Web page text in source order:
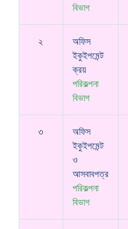
বিভাগ
২
অফিস
ইকুইপমেন্ট
ক্রয়
পরিকল্পনা
বিভাগ
৩
অফিস
ইকুইপমেন্ট
ও
আসবাবপত্র
পরিকল্পনা
বিভাগ